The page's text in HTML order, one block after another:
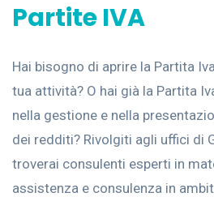
Partite IVA
Hai bisogno di aprire la Partita
tua attività? O hai già la Partita
nella gestione e nella
dei redditi? Rivolgiti agli uffici di
troverai consulenti esperti in
assistenza e consulenza in